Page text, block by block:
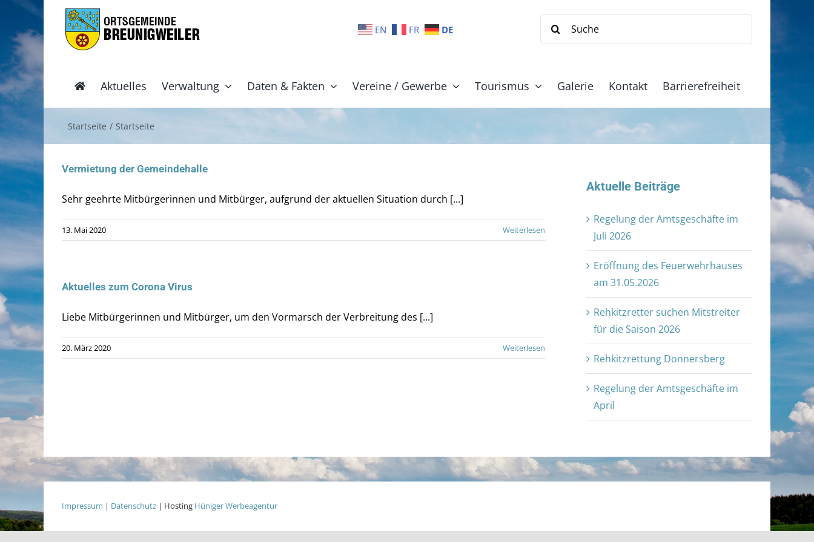
springen
EN FR DE
Suche
nach:
Aktuelles Verwaltung Daten & Fakten Vereine / Gewerbe Tourismus Galerie Kontakt Barrierefreiheit
Startseite Startseite
Vermietung der Gemeindehalle
Sehr geehrte Mitbürgerinnen und Mitbürger, aufgrund der aktuellen Situation durch [...]
13. Mai 2020 Weiterlesen
Aktuelles zum Corona Virus
Liebe Mitbürgerinnen und Mitbürger, um den Vormarsch der Verbreitung des [...]
20. März 2020 Weiterlesen
Aktuelle Beiträge
Regelung der Amtsgeschäfte im
Juli 2026
Eröffnung des Feuerwehrhauses
am 31.05.2026
Rehkitzretter suchen Mitstreiter
für die Saison 2026
Rehkitzrettung Donnersberg
Regelung der Amtsgeschäfte im
April
Impressum | Datenschutz | Hosting Hüniger Werbeagentur Pinterest